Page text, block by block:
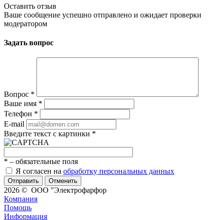
Оставить отзыв
Ваше сообщение успешно отправлено и ожидает проверки
модератором
Задать вопрос
Вопрос *
Ваше имя *
Телефон *
E-mail
Введите текст с картинки *
* – обязательные поля
Я согласен на обработку персональных данных
Отменить
2026 © ООО "Электрофарфор
Компания
Помощь
Информация